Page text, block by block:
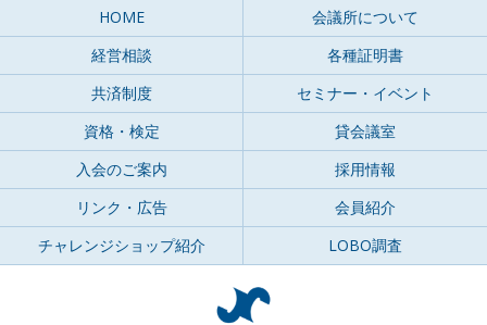
HOME
会議所について
経営相談
各種証明書
共済制度
セミナー・イベント
資格・検定
貸会議室
入会のご案内
採用情報
リンク・広告
会員紹介
チャレンジショップ紹介
LOBO調査